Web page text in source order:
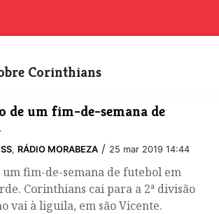
Corinthians
de um fim-de-semana de
, RÁDIO MORABEZA / 25 mar 2019 14:44
um fim-de-semana de futebol em
Corinthians cai para a 2ª divisão
vai à liguila, em são Vicente.